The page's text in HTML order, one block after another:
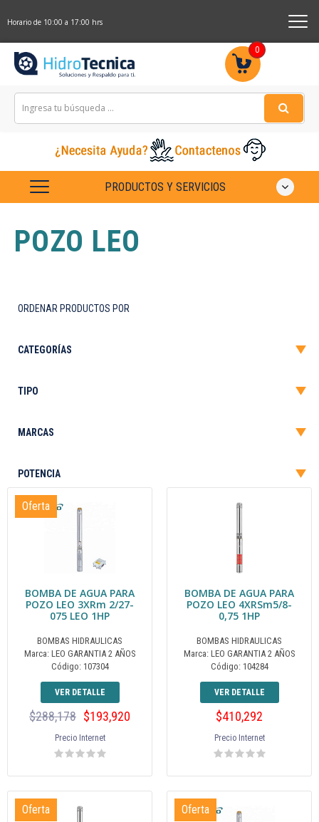
Horario de 10:00 a 17:00 hrs
0
PRODUCTOS Y SERVICIOS
POZO LEO
Oferta
BOMBA DE AGUA PARA
POZO LEO 3XRm 2/27-
075 LEO 1HP
BOMBAS HIDRAULICAS
Marca: LEO GARANTIA 2 AÑOS
Código: 107304
VER DETALLE
$288,178 $193,920
Precio Internet
BOMBA DE AGUA PARA
POZO LEO 4XRSm5/8-
0,75 1HP
BOMBAS HIDRAULICAS
Marca: LEO GARANTIA 2 AÑOS
Código: 104284
VER DETALLE
$410,292
Precio Internet
Oferta Oferta